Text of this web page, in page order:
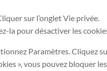
sur l’onglet Vie privée.
la pour désactiver les
Paramètres. Cliquez
», vous pouvez bloquer